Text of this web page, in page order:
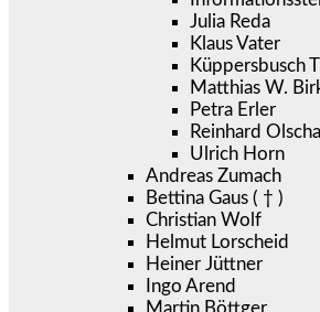
Julia Reda
Klaus Vater
Küppersbusch
Matthias W.
Petra Erler
Reinhard
Ulrich Horn
Andreas Zumach
Bettina Gaus ( † )
Christian Wolf
Helmut Lorscheid
Heiner Jüttner
Ingo Arend
Martin Böttger